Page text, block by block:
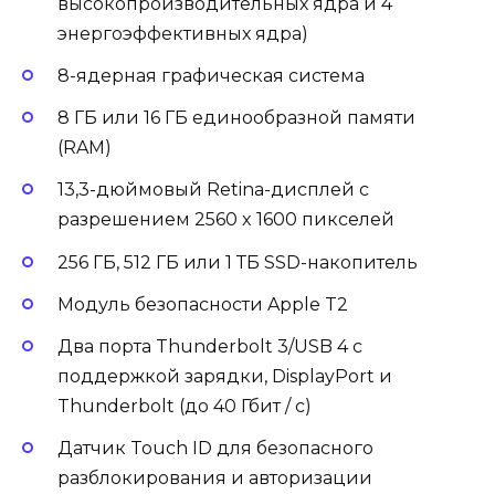
энергоэффективных ядра)
8-ядерная графическая система
8 ГБ или 16 ГБ единообразной памяти
(RAM)
13,3-дюймовый Retina-дисплей с
разрешением 2560 x 1600 пикселей
256 ГБ, 512 ГБ или 1 ТБ SSD-накопитель
Модуль безопасности Apple T2
Два порта Thunderbolt 3/USB 4 с
поддержкой зарядки, DisplayPort и
Thunderbolt (до 40 Гбит / с)
Датчик Touch ID для безопасного
разблокирования и авторизации